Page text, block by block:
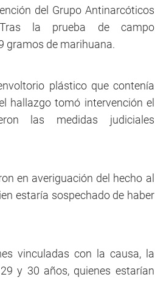
del Grupo Antinarcóticos
Tras la prueba de campo
gramos de marihuana.
plástico que contenía
hallazgo tomó intervención el
las medidas judiciales
en averiguación del hecho al
estaría sospechado de haber
vinculadas con la causa, la
y 30 años, quienes estarían